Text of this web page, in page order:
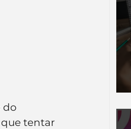
do
que tentar